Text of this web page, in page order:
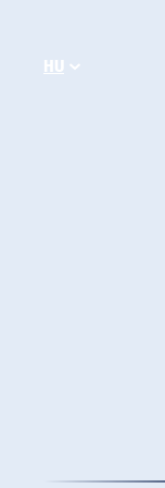
tartalomhoz
HU